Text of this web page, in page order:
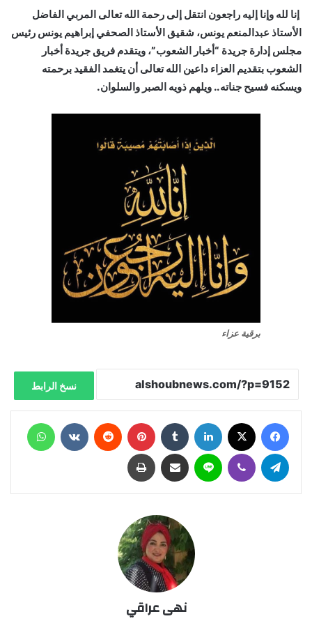
إنا لله وإنا إليه راجعون انتقل إلى رحمة الله تعالى المربي الفاضل
الأستاذ عبدالمنعم يونس، شقيق الأستاذ الصحفي إبراهيم يونس رئيس
مجلس إدارة جريدة “أخبار الشعوب”، ويتقدم فريق جريدة أخبار
الشعوب بتقديم العزاء داعين الله تعالى أن يتغمد الفقيد برحمته
ويسكنه فسيح جناته.. ويلهم ذويه الصبر والسلوان.
برقية عزاء
نسخ الرابط
نهى عراقي